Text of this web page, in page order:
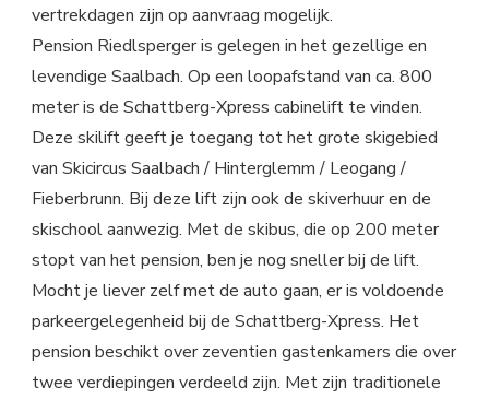
vertrekdagen zijn op aanvraag mogelijk.
Pension Riedlsperger is gelegen in het gezellige en
levendige Saalbach. Op een loopafstand van ca. 800
meter is de Schattberg-Xpress cabinelift te vinden.
Deze skilift geeft je toegang tot het grote skigebied
van Skicircus Saalbach / Hinterglemm / Leogang /
Fieberbrunn. Bij deze lift zijn ook de skiverhuur en de
skischool aanwezig. Met de skibus, die op 200 meter
stopt van het pension, ben je nog sneller bij de lift.
Mocht je liever zelf met de auto gaan, er is voldoende
parkeergelegenheid bij de Schattberg-Xpress. Het
pension beschikt over zeventien gastenkamers die over
twee verdiepingen verdeeld zijn. Met zijn traditionele